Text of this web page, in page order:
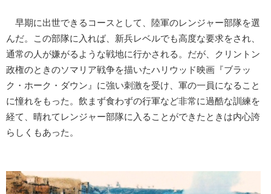
早期に出世できるコースとして、陸軍のレンジャー部隊を選
んだ。この部隊に入れば、新兵レベルでも高度な要求をされ、
通常の人が嫌がるような戦地に行かされる。だが、クリントン
政権のときのソマリア戦争を描いたハリウッド映画『ブラッ
ク・ホーク・ダウン』に強い刺激を受け、軍の一員になること
に憧れをもった。飲まず食わずの行軍など非常に過酷な訓練を
経て、晴れてレンジャー部隊に入ることができたときは内心誇
らしくもあった。